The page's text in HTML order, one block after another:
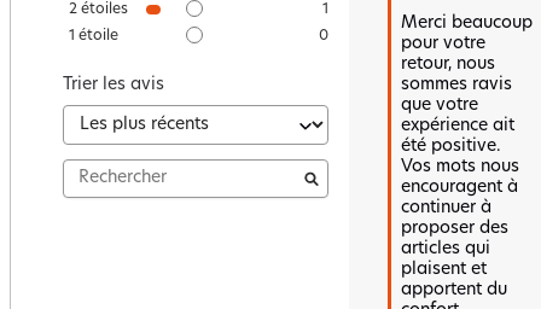
2 étoiles
1
1 étoile 0
Trier les avis
Merci beaucoup
pour votre
retour, nous
sommes ravis
que votre
expérience ait
été positive.
Vos mots nous
encouragent à
continuer à
proposer des
articles qui
plaisent et
apportent du